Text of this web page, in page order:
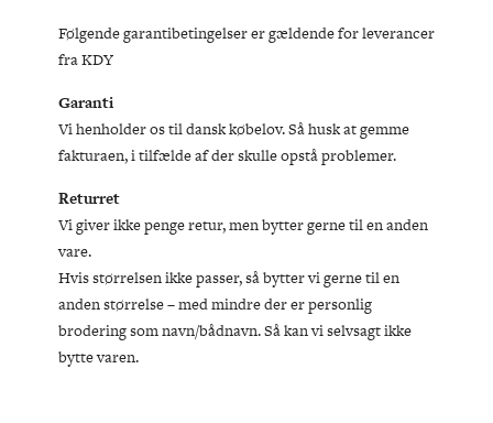
Følgende garantibetingelser er gældende for leverancer
fra KDY
Garanti
Vi henholder os til dansk købelov. Så husk at gemme
fakturaen, i tilfælde af der skulle opstå problemer.
Returret
Vi giver ikke penge retur, men bytter gerne til en anden
vare.
Hvis størrelsen ikke passer, så bytter vi gerne til en
anden størrelse – med mindre der er personlig
brodering som navn/bådnavn. Så kan vi selvsagt ikke
bytte varen.